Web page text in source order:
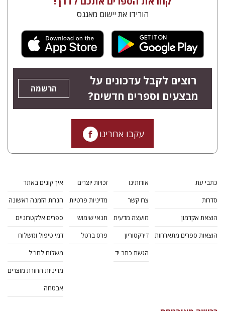
הורידו את יישום מאגנס
רוצים לקבל עדכונים על
מבצעים וספרים חדשים?
הרשמה
עקבו אחרינו
כתבי עת
סדרות
הוצאת אקדמון
הוצאות ספרים מתארחות
אודותינו
צרו קשר
מועצה מדעית
דירקטוריון
הגשת כתב יד
זכויות יוצרים
מדיניות פרטיות
תנאי שימוש
פרס ברטל
איך קונים באתר
הנחת הזמנה ראשונה
ספרים אלקטרוניים
דמי טיפול ומשלוח
משלוח לחו"ל
מדיניות החזרת מוצרים
אבטחה